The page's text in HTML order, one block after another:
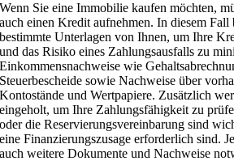
Wenn Sie eine Immobilie kaufen möchten,
auch einen Kredit aufnehmen. In diesem
bestimmte Unterlagen von Ihnen, um Ihre
und das Risiko eines Zahlungsausfalls zu
Einkommensnachweise wie
Steuerbescheide sowie Nachweise über
Kontostände und Wertpapiere. Zusätzlich
eingeholt, um Ihre Zahlungsfähigkeit zu
oder die Reservierungsvereinbarung sind
eine Finanzierungszusage erforderlich sind.
auch weitere Dokumente und Nachweise